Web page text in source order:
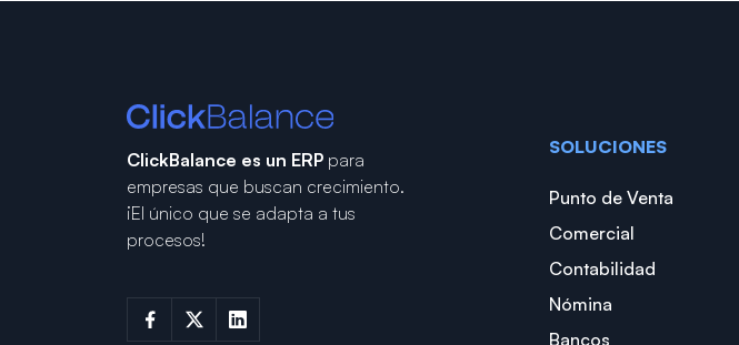
ClickBalance es un ERP para
empresas que buscan crecimiento.
¡El único que se adapta a tus
procesos!
SOLUCIONES
Punto de Venta
Comercial
Contabilidad
Nómina
Bancos